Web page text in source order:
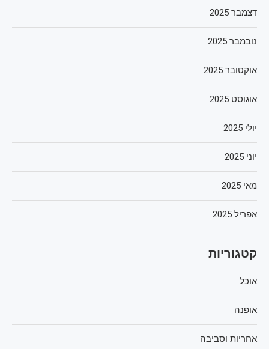
דצמבר 2025
נובמבר 2025
אוקטובר 2025
אוגוסט 2025
יולי 2025
יוני 2025
מאי 2025
אפריל 2025
קטגוריות
אוכל
אופנה
אחריות וסביבה